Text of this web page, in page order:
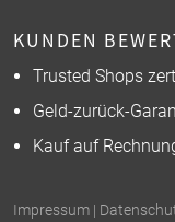
KUNDEN
Trusted Shops
Geld-zurück-
Kauf auf
Impressum |